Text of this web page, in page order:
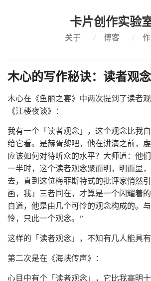
卡片创作实验
关于 / 博客 /
木心的写作秘诀：读者观念
木心在《鱼丽之宴》中两次提到了读者
《江楼夜谈》：
我有一个「读者观念」，这个观念比我
给它看。是赫胥黎吧，他在讲演之前，虔
应该如何对待听众的水平？大师道：他
一半时，这个读者观念聚而明，明而显
去，直到这位梅菲斯特式的批评家悄然引
画，我」三者同在，才算是一个闪耀着
自道，他是由几个可怜的观念构成的。
怜，只此一个观念。”
这样的「读者观念」，不知有几人能具有
第二次是在《海峡传声》：
心目中有个「读者观念」，它比我高明